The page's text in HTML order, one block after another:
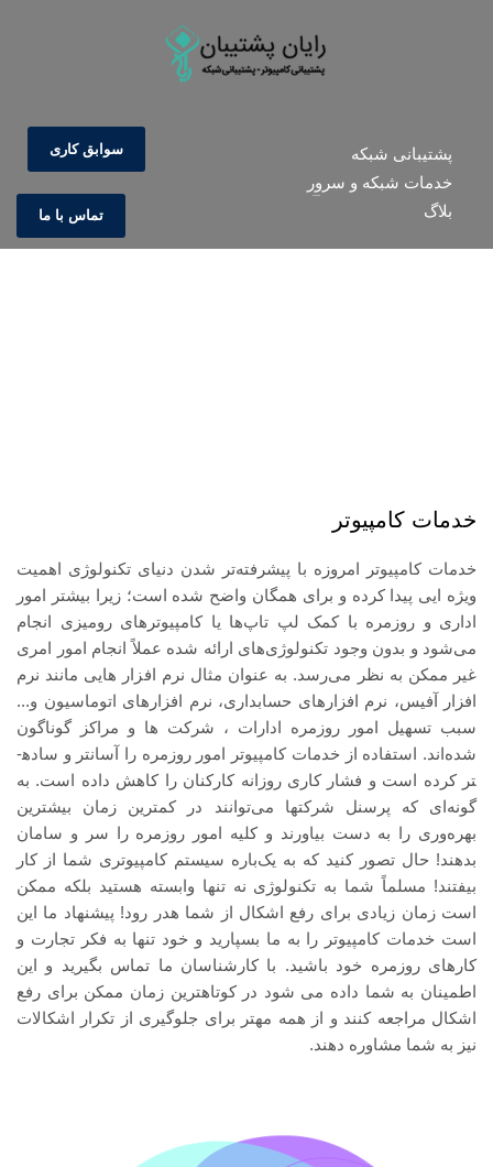
پشتیبانی شبکه
خدمات شبکه و سرور
بلاگ
سوابق کاری
تماس با ما
خدمات کامپیوتر
خدمات کامپیوتر امروزه با پیشرفته‌تر شدن دنیای تکنولوژی اهمیت
ویژه ایی پیدا کرده و برای همگان واضح شده است؛ زیرا بیشتر امور
اداری و روزمره با کمک لپ تاپ‌ها یا کامپیوترهای رومیزی انجام
می‌شود و بدون وجود تکنولوژی‌های ارائه شده عملاً انجام امور امری
غیر ممکن به نظر می‌رسد. به عنوان مثال نرم افزار هایی مانند نرم
افزار آفیس، نرم افزارهای حسابداری، نرم افزارهای اتوماسیون و...
سبب تسهیل امور روزمره ادارات ، شرکت ها و مراکز گوناگون
شده‌اند. استفاده از خدمات کامپیوتر امور روزمره را آسان­تر و ساده­
تر کرده است و فشار کاری روزانه کارکنان را کاهش داده است. به
گونه‌ای که پرسنل شرکت­ها می‌توانند در کمترین زمان بیشترین
بهره‌وری را به دست بیاورند و کلیه امور روزمره را سر و سامان
بدهند! حال تصور کنید که به یک‌باره سیستم کامپیوتری شما از کار
بیفتند! مسلماً شما به تکنولوژی نه تنها وابسته هستید بلکه ممکن
است زمان زیادی برای رفع اشکال از شما هدر رود! پیشنهاد ما این
است خدمات کامپیوتر را به ما بسپارید و خود تنها به فکر تجارت و
کارهای روزمره خود باشید. با کارشناسان ما تماس بگیرید و این
اطمینان به شما داده می شود در کوتاهترین زمان ممکن برای رفع
اشکال مراجعه کنند و از همه مهتر برای جلوگیری از تکرار اشکالات
نیز به شما مشاوره دهند.